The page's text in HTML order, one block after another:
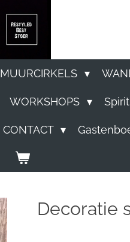
MUURCIRKELS
WORKSHOPS
CONTACT
Decoratie